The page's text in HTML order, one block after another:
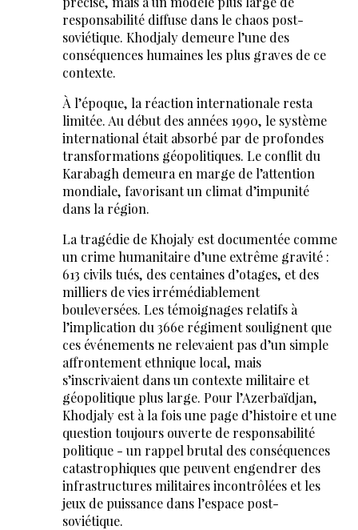
responsabilité diffuse dans le chaos post-
soviétique. Khodjaly demeure l’une des
conséquences humaines les plus graves de ce
contexte.
À l’époque, la réaction internationale resta
limitée. Au début des années 1990, le système
international était absorbé par de profondes
transformations géopolitiques. Le conflit du
Karabagh demeura en marge de l’attention
mondiale, favorisant un climat d’impunité
dans la région.
La tragédie de Khojaly est documentée comme
un crime humanitaire d’une extrême gravité :
613 civils tués, des centaines d’otages, et des
milliers de vies irrémédiablement
bouleversées. Les témoignages relatifs à
l’implication du 366e régiment soulignent que
ces événements ne relevaient pas d’un simple
affrontement ethnique local, mais
s’inscrivaient dans un contexte militaire et
géopolitique plus large. Pour l’Azerbaïdjan,
Khodjaly est à la fois une page d’histoire et une
question toujours ouverte de responsabilité
politique - un rappel brutal des conséquences
catastrophiques que peuvent engendrer des
infrastructures militaires incontrôlées et les
jeux de puissance dans l’espace post-
soviétique.